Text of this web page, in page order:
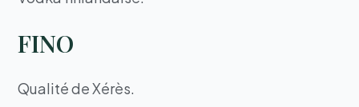
FINO
Qualité de Xérès.